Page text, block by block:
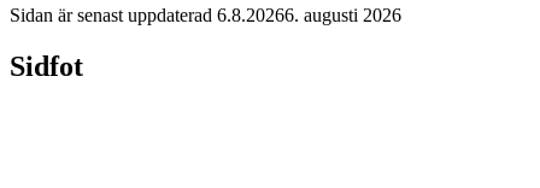
Sidan är senast uppdaterad 6.8.20266. augusti 2026
Sidfot